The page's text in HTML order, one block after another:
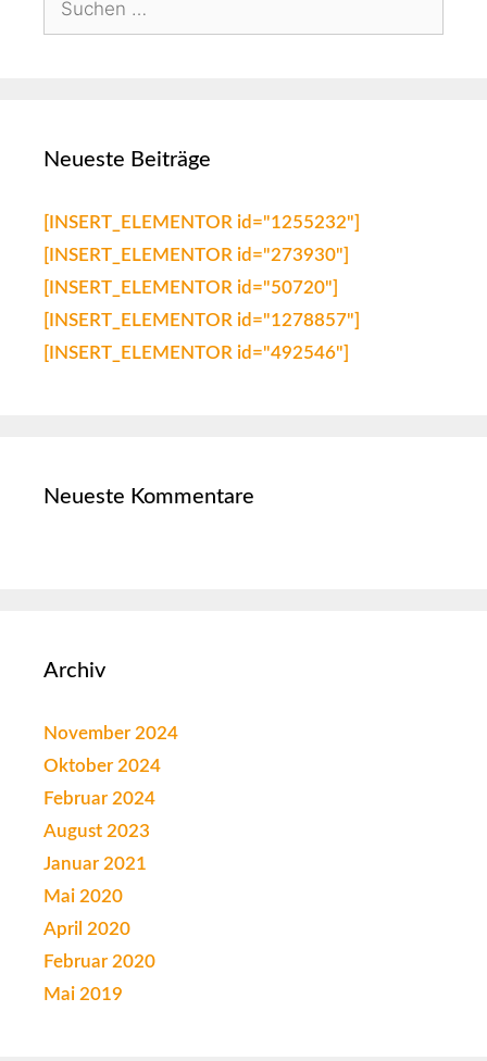
Neueste Beiträge
[INSERT_ELEMENTOR id="1255232"]
[INSERT_ELEMENTOR id="273930"]
[INSERT_ELEMENTOR id="50720"]
[INSERT_ELEMENTOR id="1278857"]
[INSERT_ELEMENTOR id="492546"]
Neueste Kommentare
Archiv
November 2024
Oktober 2024
Februar 2024
August 2023
Januar 2021
Mai 2020
April 2020
Februar 2020
Mai 2019